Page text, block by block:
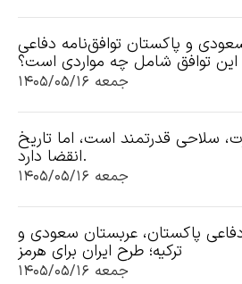
و پاکستان توافق‌نامه دفاعی
توافق شامل چه مواردی است؟
جمعه ۱۴۰۵/۰۵/۱۶
سلاحی قدرتمند است، اما تاریخ
انقضا دارد.
جمعه ۱۴۰۵/۰۵/۱۶
دفاعی پاکستان، عربستان سعودی و
ترکیه؛ طرح ایران برای هرمز
جمعه ۱۴۰۵/۰۵/۱۶